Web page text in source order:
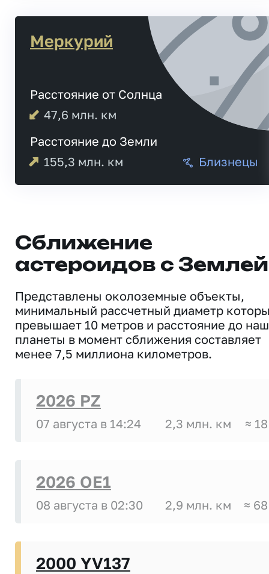
Меркурий
Расстояние от Солнца
47,6 млн. км
Расстояние до Земли
155,3 млн. км Близнецы
Сближение
астероидов с Землей
Представлены околоземные объекты,
минимальный рассчетный диаметр
превышает 10 метров и расстояние до
планеты в момент сближения составляет
менее 7,5 миллиона километров.
2026 PZ
07 августа в 14:24 2,3 млн. км ≈
2026 OE1
08 августа в 02:30 2,9 млн. км ≈
2000 YV137